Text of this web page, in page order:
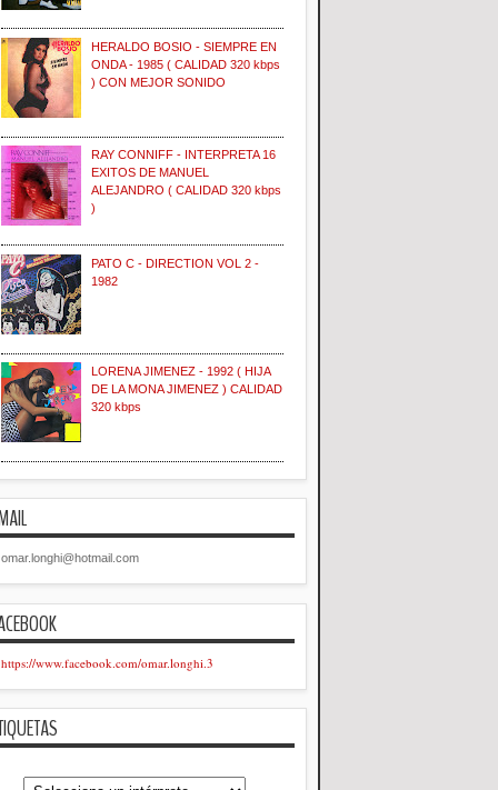
HERALDO BOSIO - SIEMPRE EN
ONDA - 1985 ( CALIDAD 320 kbps
) CON MEJOR SONIDO
RAY CONNIFF - INTERPRETA 16
EXITOS DE MANUEL
ALEJANDRO ( CALIDAD 320 kbps
)
PATO C - DIRECTION VOL 2 -
1982
LORENA JIMENEZ - 1992 ( HIJA
DE LA MONA JIMENEZ ) CALIDAD
320 kbps
omar.longhi@hotmail.com
https://www.facebook.com/omar.longhi.3